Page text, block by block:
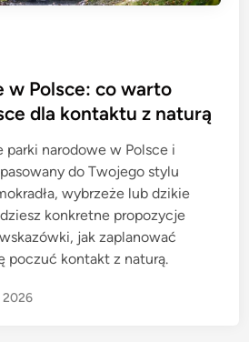
w Polsce: co warto
dla kontaktu z naturą
parki narodowe w Polsce i
do Twojego stylu
wybrzeże lub dzikie
konkretne propozycje
jak zaplanować
poczuć kontakt z naturą.
2026